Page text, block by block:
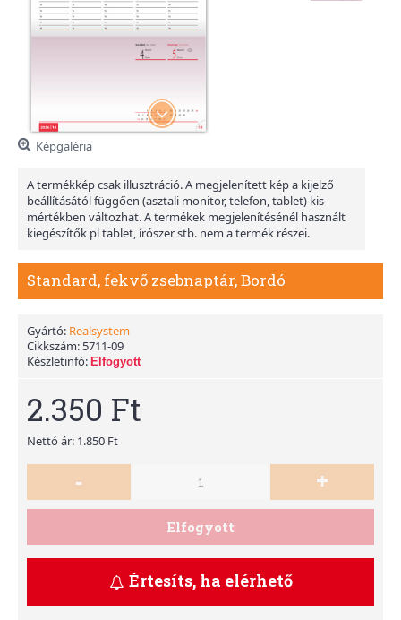
Képgaléria
A termékkép csak illusztráció. A megjelenített kép a kijelző
beállításától függően (asztali monitor, telefon, tablet) kis
mértékben változhat. A termékek megjelenítésénél használt
kiegészítők pl tablet, írószer stb. nem a termék részei.
Standard, fekvő zsebnaptár, Bordó
Gyártó: Realsystem
Cikkszám: 5711-09
Készletinfó: Elfogyott
2.350 Ft
Nettó ár: 1.850 Ft
- +
Elfogyott
Értesíts, ha elérhető